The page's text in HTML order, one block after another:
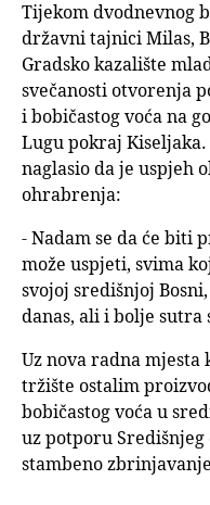
Tijekom dvodnevnog
državni tajnici Milas,
Gradsko kazalište
svečanosti otvorenja
i bobičastog voća na
Lugu pokraj
naglasio da je uspjeh
ohrabrenja:
- Nadam se da će biti
može uspjeti, svima
svojoj središnjoj
danas, ali i bolje sutra
Uz nova radna mjesta
tržište ostalim
bobičastog voća u
uz potporu
stambeno